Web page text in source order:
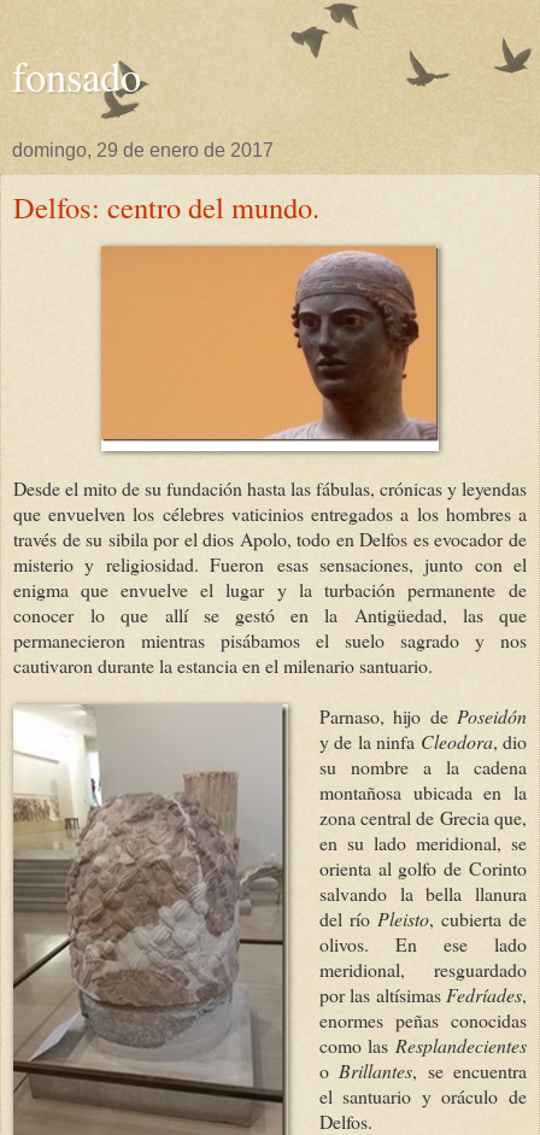
fonsado
domingo, 29 de enero de 2017
Delfos: centro del mundo.
Desde el mito de su fundación hasta las fábulas, crónicas y leyendas
que envuelven los célebres vaticinios entregados a los hombres a
través de su sibila por el dios Apolo, todo en Delfos es evocador de
misterio y religiosidad. Fueron esas sensaciones, junto con el
enigma que envuelve el lugar y la turbación permanente de
conocer lo que allí se gestó en la Antigüedad, las que
permanecieron mientras pisábamos el suelo sagrado y nos
cautivaron durante la estancia en el milenario santuario.
Parnaso, hijo de Poseidón
y de la ninfa Cleodora, dio
su nombre a la cadena
montañosa ubicada en la
zona central de Grecia que,
en su lado meridional, se
orienta al golfo de Corinto
salvando la bella llanura
del río Pleisto, cubierta de
olivos. En ese lado
meridional, resguardado
por las altísimas Fedríades,
enormes peñas conocidas
como las Resplandecientes
o Brillantes, se encuentra
el santuario y oráculo de
Delfos.